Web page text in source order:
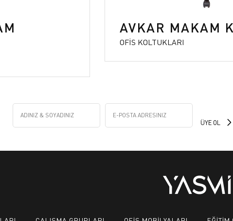
AVKAR MAKAM
OFİS KOLTUKLARI